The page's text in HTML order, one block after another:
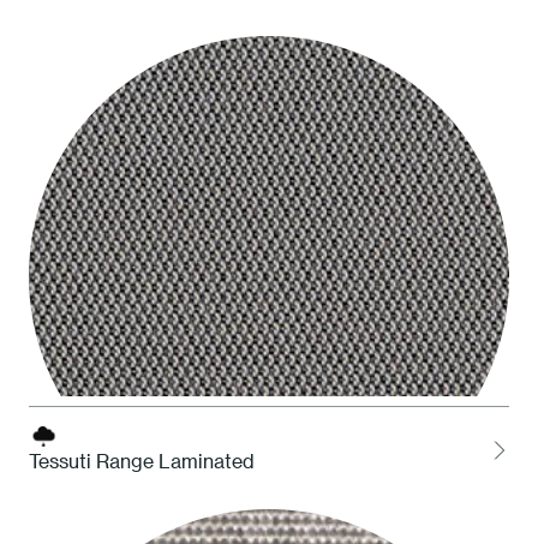
HDS Deserto
LOCH Charcoal
Tessuti Range Laminated